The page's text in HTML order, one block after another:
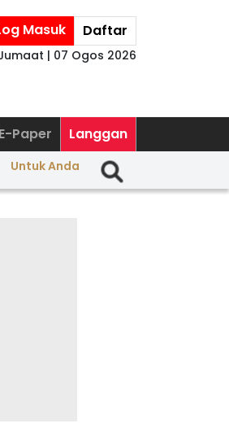
Masuk Daftar
| 07 Ogos 2026
E-Paper Langgan
Untuk Anda